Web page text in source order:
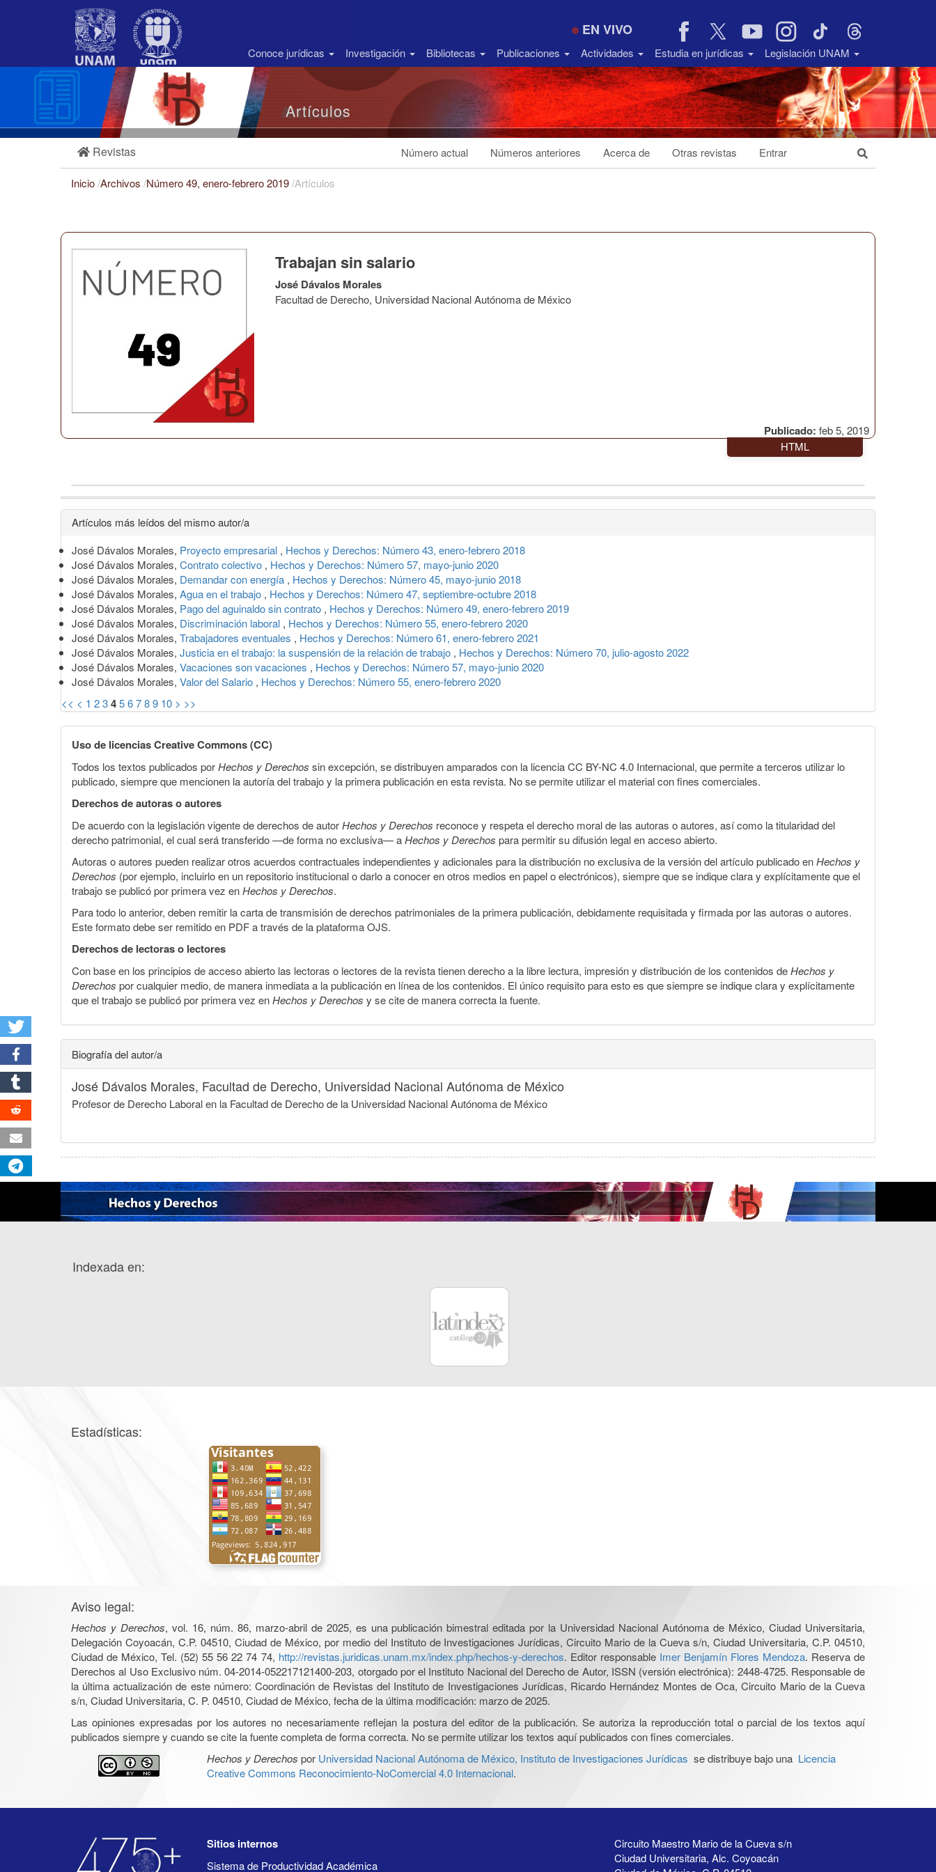
Barra
EN VIVO
Conoce jurídicas Investigación Bibliotecas Publicaciones Actividades Estudia en jurídicas Legislación UNAM
Artículos
Revistas Número actual Números anteriores Acerca de Otras revistas Entrar
Inicio/Archivos /Número 49, enero-febrero 2019/Artículos
Publicado: feb 5, 2019
Trabajan sin salario
José Dávalos Morales
Facultad de Derecho, Universidad Nacional Autónoma de México
HTML
Detalles
del
artículo
Artículos más leídos del mismo autor/a
José Dávalos Morales, Proyecto empresarial , Hechos y Derechos: Número 43, enero-febrero 2018
José Dávalos Morales, Contrato colectivo , Hechos y Derechos: Número 57, mayo-junio 2020
José Dávalos Morales, Demandar con energía , Hechos y Derechos: Número 45, mayo-junio 2018
José Dávalos Morales, Agua en el trabajo , Hechos y Derechos: Número 47, septiembre-octubre 2018
José Dávalos Morales, Pago del aguinaldo sin contrato , Hechos y Derechos: Número 49, enero-febrero 2019
José Dávalos Morales, Discriminación laboral , Hechos y Derechos: Número 55, enero-febrero 2020
José Dávalos Morales, Trabajadores eventuales , Hechos y Derechos: Número 61, enero-febrero 2021
José Dávalos Morales, Justicia en el trabajo: la suspensión de la relación de trabajo , Hechos y Derechos: Número 70, julio-agosto 2022
José Dávalos Morales, Vacaciones son vacaciones , Hechos y Derechos: Número 57, mayo-junio 2020
José Dávalos Morales, Valor del Salario , Hechos y Derechos: Número 55, enero-febrero 2020
<< < 1 23456789 10 > >>
Uso de licencias Creative Commons (CC)
Todos los textos publicados porHechos y Derechos sin excepción, se distribuyen amparados con la licencia CC BY-NC 4.0 Internacional, que permite a terceros utilizar lo
publicado, siempre que mencionen la autoría del trabajo y la primera publicación en esta revista. No se permite utilizar el material con fines comerciales.
Derechos de autoras o autores
De acuerdo con la legislación vigente de derechos de autorHechos y Derechos reconoce y respeta el derecho moral de las autoras o autores, así como la titularidad del
derecho patrimonial, el cual será transferido —de forma no exclusiva— aHechos y Derechos para permitir su difusión legal en acceso abierto.
Autoras o autores pueden realizar otros acuerdos contractuales independientes y adicionales para la distribución no exclusiva de la versión del artículo publicado enHechos y
Derechos (por ejemplo, incluirlo en un repositorio institucional o darlo a conocer en otros medios en papel o electrónicos), siempre que se indique clara y explícitamente que el
trabajo se publicó por primera vez enHechos y Derechos.
Para todo lo anterior, deben remitir la carta de transmisión de derechos patrimoniales de la primera publicación, debidamente requisitada y firmada por las autoras o autores.
Este formato debe ser remitido en PDF a través de la plataforma OJS.
Derechos de lectoras o lectores
Con base en los principios de acceso abierto las lectoras o lectores de la revista tienen derecho a la libre lectura, impresión y distribución de los contenidos deHechos y
Derechos por cualquier medio, de manera inmediata a la publicación en línea de los contenidos. El único requisito para esto es que siempre se indique clara y explícitamente
que el trabajo se publicó por primera vez enHechos y Derechos y se cite de manera correcta la fuente.
Biografía del autor/a
José Dávalos Morales, Facultad de Derecho, Universidad Nacional Autónoma de México
Profesor de Derecho Laboral en la Facultad de Derecho de la Universidad Nacional Autónoma de México
Indexada en:
Estadísticas:
Aviso legal:
Hechos y Derechos, vol. 16, núm. 86, marzo-abril de 2025, es una publicación bimestral editada por la Universidad Nacional Autónoma de México, Ciudad Universitaria,
Delegación Coyoacán, C.P. 04510, Ciudad de México, por medio del Instituto de Investigaciones Jurídicas, Circuito Mario de la Cueva s/n, Ciudad Universitaria, C.P. 04510,
Ciudad de México, Tel. (52) 55 56 22 74 74, http://revistas.juridicas.unam.mx/index.php/hechos-y-derechos. Editor responsable Imer Benjamín Flores Mendoza. Reserva de
Derechos al Uso Exclusivo núm. 04-2014-052217121400-203, otorgado por el Instituto Nacional del Derecho de Autor, ISSN (versión electrónica): 2448-4725. Responsable de
la última actualización de este número: Coordinación de Revistas del Instituto de Investigaciones Jurídicas, Ricardo Hernández Montes de Oca, Circuito Mario de la Cueva
s/n, Ciudad Universitaria, C. P. 04510, Ciudad de México, fecha de la última modificación: marzo de 2025.
Las opiniones expresadas por los autores no necesariamente reflejan la postura del editor de la publicación. Se autoriza la reproducción total o parcial de los textos aquí
publicados siempre y cuando se cite la fuente completa de forma correcta. No se permite utilizar los textos aquí publicados con fines comerciales.
Hechos y Derechos por Universidad Nacional Autónoma de México, Instituto de Investigaciones Jurídicas se distribuye bajo una Licencia
Creative Commons Reconocimiento-NoComercial 4.0 Internacional.
Sitios internos
Sistema de Productividad Académica
Circuito Maestro Mario de la Cueva s/n
Ciudad Universitaria, Alc. Coyoacán